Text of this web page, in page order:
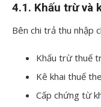
4.1. Khấu trừ và
Bên chi trả thu nhập
Khấu trừ thuế
Kê khai thuế
Cấp chứng từ